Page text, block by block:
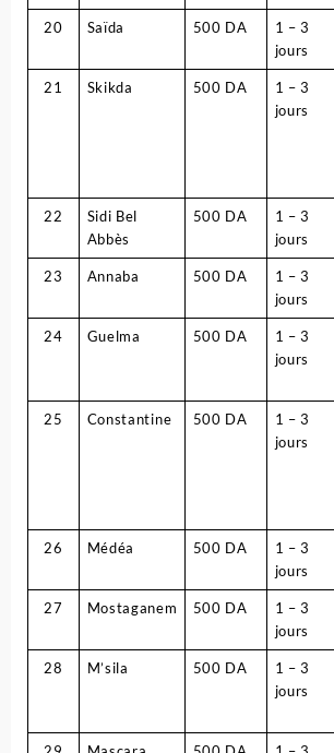
20 Saïda 500 DA
1 – 3
jours
21 Skikda 500 DA
1 – 3
jours
22
Sidi Bel
Abbès
500 DA
1 – 3
jours
23 Annaba 500 DA
1 – 3
jours
24 Guelma 500 DA
1 – 3
jours
25 Constantine 500 DA
1 – 3
jours
26 Médéa 500 DA
1 – 3
jours
27 Mostaganem 500 DA
1 – 3
jours
28 M’sila 500 DA
1 – 3
jours